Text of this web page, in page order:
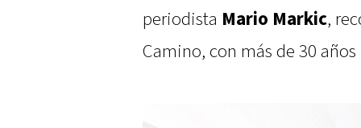
periodista Mario Markic,
Camino, con más de 30